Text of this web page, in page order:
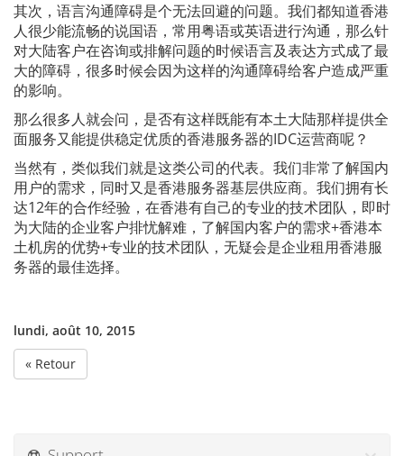
其次，语言沟通障碍是个无法回避的问题。我们都知道香港
人很少能流畅的说国语，常用粤语或英语进行沟通，那么针
对大陆客户在咨询或排解问题的时候语言及表达方式成了最
大的障碍，很多时候会因为这样的沟通障碍给客户造成严重
的影响。
那么很多人就会问，是否有这样既能有本土大陆那样提供全
面服务又能提供稳定优质的香港服务器的IDC运营商呢？
当然有，类似我们就是这类公司的代表。我们非常了解国内
用户的需求，同时又是香港服务器基层供应商。我们拥有长
达12年的合作经验，在香港有自己的专业的技术团队，即时
为大陆的企业客户排忧解难，了解国内客户的需求+香港本
土机房的优势+专业的技术团队，无疑会是企业租用香港服
务器的最佳选择。
lundi, août 10, 2015
« Retour